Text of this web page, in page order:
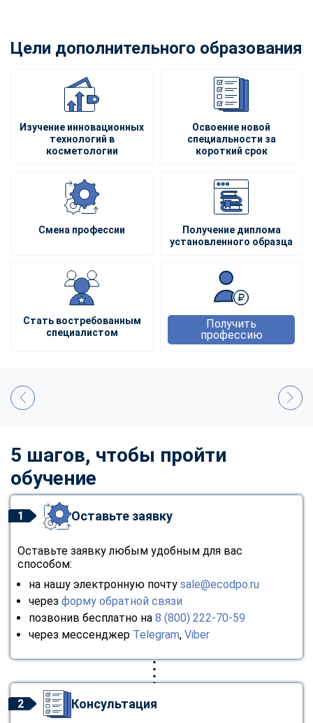
Цели дополнительного образования
Изучение инновационных
технологий в
косметологии
Освоение новой
специальности за
короткий срок
Смена профессии
Получение диплома
установленного образца
Стать востребованным
специалистом
Получить
профессию
5 шагов, чтобы пройти
обучение
1 Оставьте заявку
Оставьте заявку любым удобным для вас
способом:
на нашу электронную почту sale@ecodpo.ru
через форму обратной связи
позвонив бесплатно на 8 (800) 222-70-59
через мессенджер Telegram, Viber
2 Консультация